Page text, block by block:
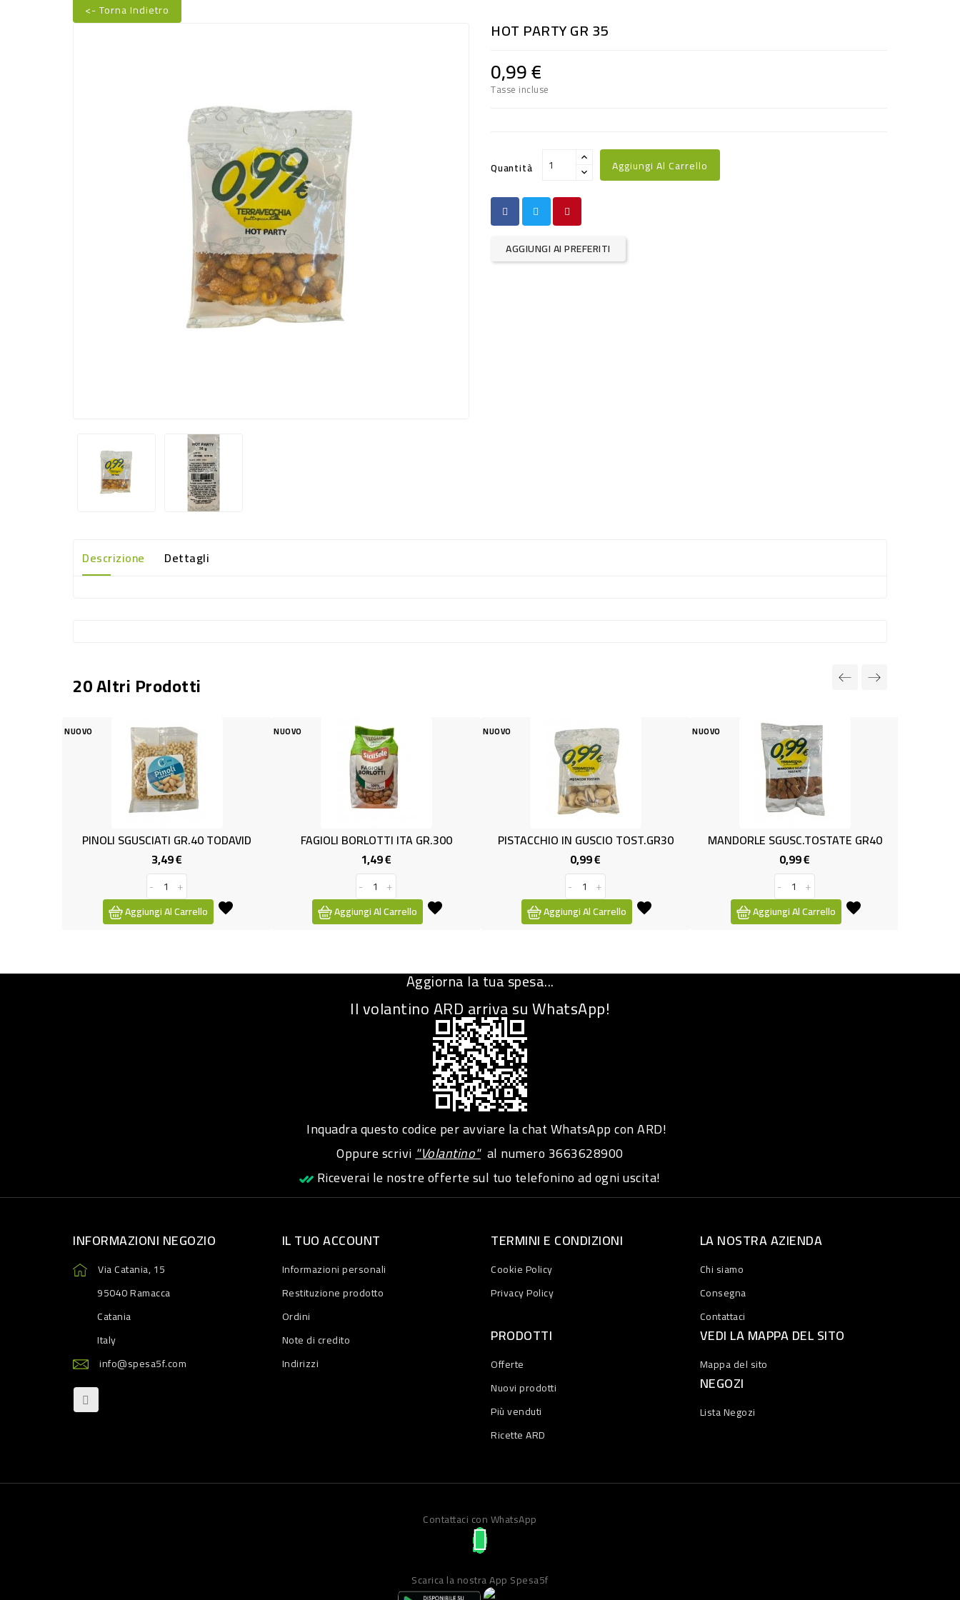
<- Torna Indietro
HOT PARTY GR 35
0,99 €
Tasse incluse
Quantità Aggiungi Al Carrello
AGGIUNGI AI PREFERITI
Descrizione Dettagli
20 Altri Prodotti
SGUSCIATI GR.40 TODAVID
NUOVO
FAGIOLI BORLOTTI ITA GR.300
Aggiungi Al Carrello
NUOVO
PISTACCHIO IN GUSCIO TOST.GR30
Aggiungi Al Carrello
NUOVO
MANDORLE SGUSC.TOSTATE GR40
Aggiungi Al Carrello
NUOVO
MAIS SICILSOLE GR.285
Aggiungi Al Carrello
Aggiorna la tua spesa...
Il volantino ARD arriva su WhatsApp!
Inquadra questo codice per avviare la chat WhatsApp con ARD!
Oppure scrivi"Volantino"al numero3663628900
Riceverai le nostre offerte sul tuo telefonino ad ogni uscita!
INFORMAZIONI NEGOZIO
Via Catania, 15
95040 Ramacca
Catania
Italy
info@spesa5f.com
IL TUO ACCOUNT
Informazioni personali
Restituzione prodotto
Ordini
Note di credito
Indirizzi
TERMINI E CONDIZIONI
Cookie Policy
Privacy Policy
LA NOSTRA AZIENDA
Chi siamo
Consegna
Contattaci
PRODOTTI
Offerte
Nuovi prodotti
Più venduti
Ricette ARD
VEDI LA MAPPA DEL SITO
Mappa del sito
NEGOZI
Lista Negozi
Contattaci con WhatsApp
Scarica la nostra App Spesa5f